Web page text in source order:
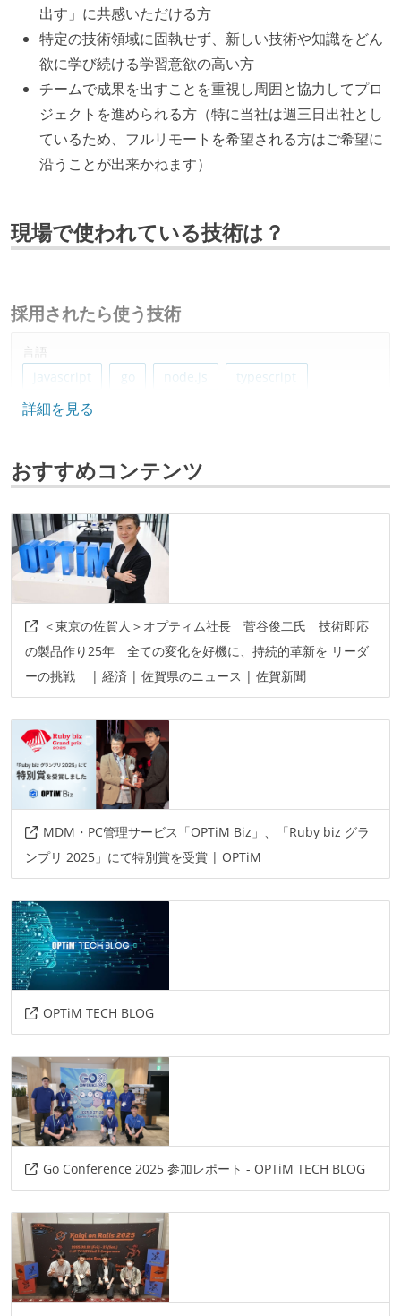
出す」に共感いただける方
特定の技術領域に固執せず、新しい技術や知識をどん
欲に学び続ける学習意欲の高い方
チームで成果を出すことを重視し周囲と協力してプロ
ジェクトを進められる方（特に当社は週三日出社とし
ているため、フルリモートを希望される方はご希望に
沿うことが出来かねます）
現場で使われている技術は？
採用されたら使う技術
言語
javascript
go node.js
typescript
python
gin
ruby-on-rails react.js
データベース
mysql
postgresql
ソースコード管理
git
プロジェクト管理
情報共有ツール
slack
詳細を見る
おすすめコンテンツ
＜東京の佐賀人＞オプティム社長 菅谷俊二氏 技術即応
の製品作り25年 全ての変化を好機に、持続的革新を リーダ
ーの挑戦 | 経済 | 佐賀県のニュース | 佐賀新聞
MDM・PC管理サービス「OPTiM Biz」、「Ruby biz グラ
ンプリ 2025」にて特別賞を受賞 | OPTiM
OPTiM TECH BLOG
Go Conference 2025 参加レポート - OPTiM TECH BLOG